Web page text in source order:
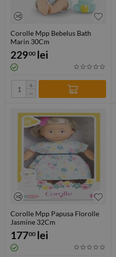
Corolle Mpp Bebelus Bath
Marin 30Cm
22900 lei
+
−
Corolle Mpp Papusa Florolle
Jasmine 32Cm
17700 lei